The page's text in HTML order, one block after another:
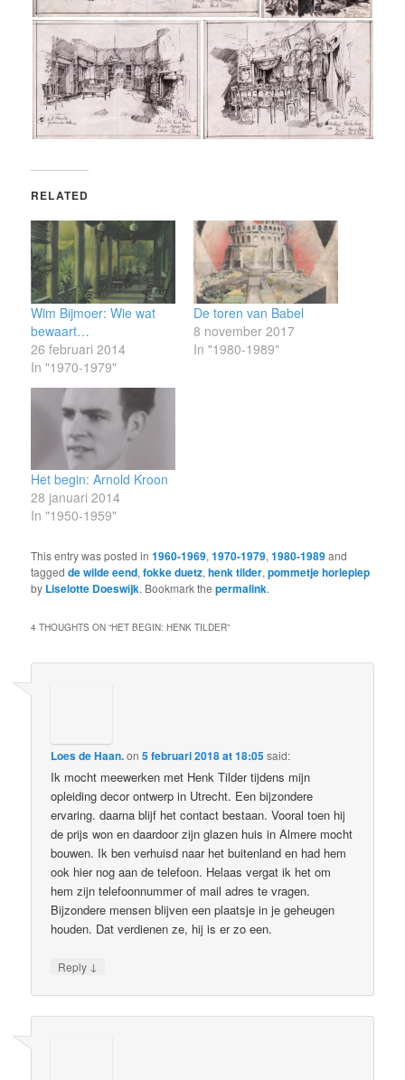
RELATED
Wim Bijmoer: Wie wat
bewaart…
26 februari 2014
In "1970-1979"
De toren van Babel
8 november 2017
In "1980-1989"
Het begin: Arnold Kroon
28 januari 2014
In "1950-1959"
This entry was posted in1960-1969,1970-1979,1980-1989and
taggedde wilde eend,fokke duetz,henk tilder,pommetje horlepiep
by Liselotte Doeswijk. Bookmark thepermalink.
4 THOUGHTS ON “HET BEGIN: HENK TILDER”
Loes de Haan.on5 februari 2018 at 18:05said:
Ik mocht meewerken met Henk Tilder tijdens mijn
opleiding decor ontwerp in Utrecht. Een bijzondere
ervaring. daarna blijf het contact bestaan. Vooral toen hij
de prijs won en daardoor zijn glazen huis in Almere mocht
bouwen. Ik ben verhuisd naar het buitenland en had hem
ook hier nog aan de telefoon. Helaas vergat ik het om
hem zijn telefoonnummer of mail adres te vragen.
Bijzondere mensen blijven een plaatsje in je geheugen
houden. Dat verdienen ze, hij is er zo een.
Reply ↓